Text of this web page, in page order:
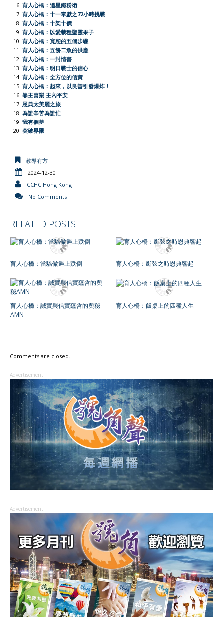
k
p
育人心橋：追星鐵粉術
育人心橋：十一奉獻之72小時挑戰
育人心橋：十架十價
育人心橋：以愛栽種聖靈果子
育人心橋：寬恕的五個步驟
育人心橋：五餅二魚的供應
育人心橋：一封情書
育人心橋：明日戰士的信心
育人心橋﹕全方位的信實
育人心橋：起來，以良善引發爆炸！
靠主喜樂 主內平安
恩典太美麗之旅
為誰辛苦為誰忙
我有個夢
突破界限
教導有方
2024-12-30
CCHC Hong Kong
No Comments
RELATED POSTS
育人心橋：當驕傲遇上跌倒 育人心橋：斷弦之時恩典響起
育人心橋：誠實與信實蘊含的奧秘
AMN
育人心橋：飯桌上的四種人生
Comments are closed.
Advertisement
Advertisement